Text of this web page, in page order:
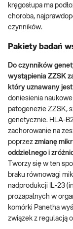
kręgosłupa ma
choroba,
czynników.
Pakiety badań
Do czynników
wystąpienia ZZSK
który uznawany
doniesienia
patogenezie ZZSK,
genetycznie. HLA-
zachorowanie na
poprzez zmianę
oddzielnego i
Tworzy się w ten
braku równowagi
nadprodukcji IL-23
prozapalnych w
komórki Panetha
związek z regulacją